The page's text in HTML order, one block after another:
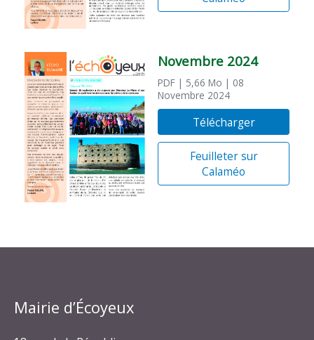
Novembre 2024
PDF | 5,66 Mo | 08
Novembre 2024
Télécharger
Feuilleter sur
Calaméo
Mairie d’Écoyeux